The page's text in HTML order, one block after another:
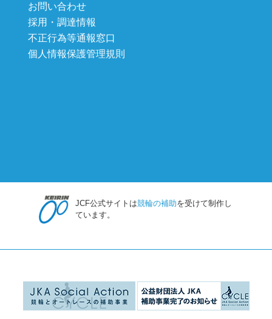
お問い合わせ
採用・調達情報
不正行為等通報窓口
個人情報保護管理規則
JCF公式サイトは競輪の補助を受けて制作し
ています。